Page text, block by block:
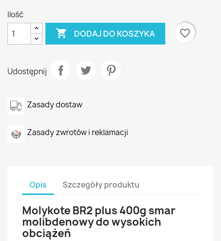
Ilość
 DODAJ DO KOSZYKA favorite_border
Udostępnij
Zasady dostaw
Zasady zwrotów i reklamacji
Opis Szczegóły produktu
Molykote BR2 plus 400g smar
molibdenowy do wysokich
obciążeń